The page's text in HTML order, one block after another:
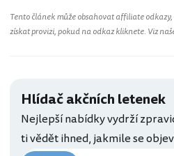
Tento článek může obsahovat affiliate
získat provizi, pokud na odkaz kliknete. Viz
Hlídač akčních letenek
Nejlepší nabídky vydrží
ti vědět ihned, jakmile se